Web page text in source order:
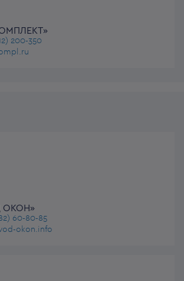
200-350
ОКОН»
60-80-85
okon.info